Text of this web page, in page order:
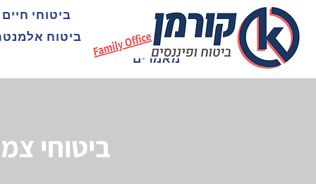
הסיפור שלנו ביטוחי
ביטוח לעסקים
ביטוח
מאמרים
ביטוחי